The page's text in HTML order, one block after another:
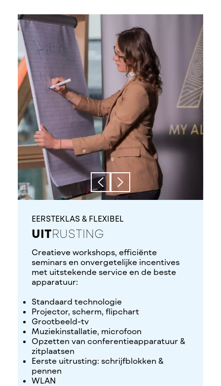
EERSTEKLAS & FLEXIBEL
UITRUSTING
Creatieve workshops, efficiënte
seminars en onvergetelijke incentives
met uitstekende service en de beste
apparatuur:
Standaard technologie
Projector, scherm, flipchart
Grootbeeld-tv
Muziekinstallatie, microfoon
Opzetten van conferentieapparatuur &
zitplaatsen
Eerste uitrusting: schrijfblokken &
pennen
WLAN